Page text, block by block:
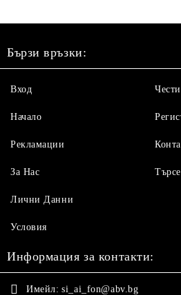
Бързи връзки:
Вход
Начало
Рекламации
За Нас
Лични Данни
Условия
Информация за контакти:
Имейл: si_ai_fon@abv.bg